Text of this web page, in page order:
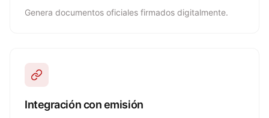
Genera documentos oficiales firmados digitalmente.
Integración con emisión